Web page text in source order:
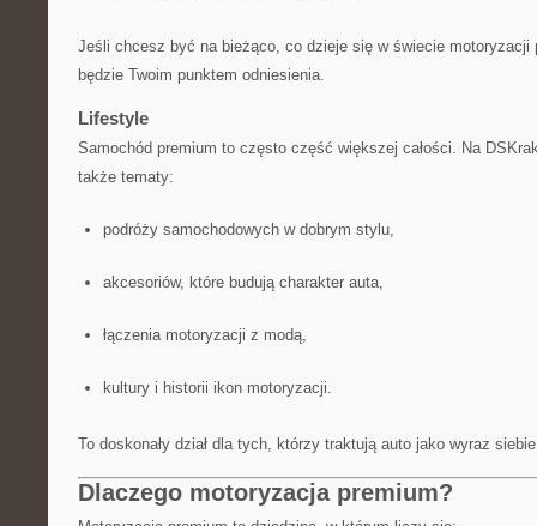
Jeśli chcesz być na bieżąco, co dzieje się w świecie motoryzacji
będzie Twoim punktem odniesienia.
Lifestyle
Samochód premium to często część większej całości. Na
także tematy:
podróży samochodowych w dobrym stylu,
akcesoriów, które budują charakter auta,
łączenia motoryzacji z modą,
kultury i historii ikon motoryzacji.
To doskonały dział dla tych, którzy traktują auto jako wyraz
Dlaczego motoryzacja premium?